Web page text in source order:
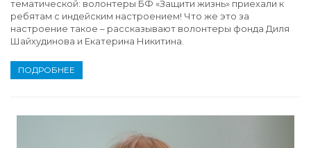
тематической: волонтеры БФ «Защити жизнь» приехали к
ребятам с индейским настроением! Что же это за
настроение такое – рассказывают волонтеры фонда Диля
Шайхудинова и Екатерина Никитина.
ПОДРОБНЕЕ